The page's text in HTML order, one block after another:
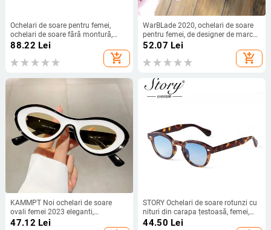
Ochelari de soare pentru femei,
ochelari de soare fără montură,
ochelari de soare în formă de inimă,
retro UV400, nuanțe de degrade,
ochelari de lux pentru femei
88.22 Lei
add_shopping_cart
WarBLade 2020, ochelari de soare
pentru femei, de designer de marcă
de lux, ochelari de soare vintage,
fără rame, cu gradient, pentru femei,
ochelari de soare UV400
52.07 Lei
add_shopping_cart
KAMMPT Noi ochelari de soare
ovali femei 2023 eleganti,
multicolori, nuante de exterior,
47.12 Lei
STORY Ochelari de soare rotunzi cu
nituri din carapa țestoasă, femei,
bărbați, 2022, design de marcă,
44.50 Lei